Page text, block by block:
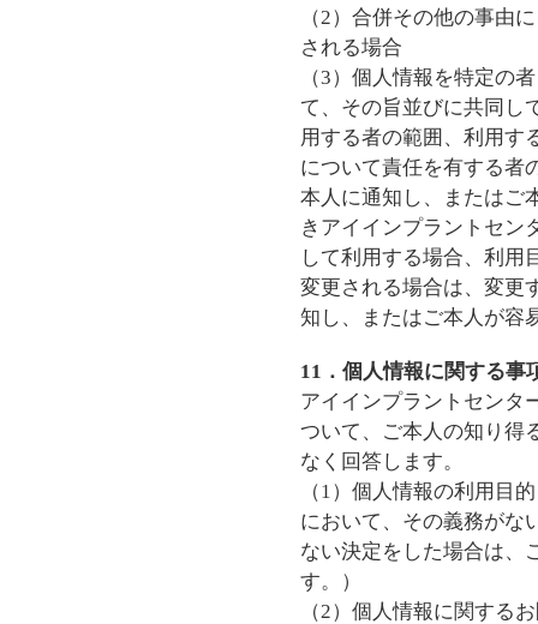
（2）合併その他の事由
される場合
（3）個人情報を特定の
て、その旨並びに共同し
用する者の範囲、利用す
について責任を有する者
本人に通知し、またはご
きアイインプラントセン
して利用する場合、利用
変更される場合は、変更
知し、またはご本人が容
11．個人情報に関する事
アイインプラントセンタ
ついて、ご本人の知り得
なく回答します。
（1）個人情報の利用目
において、その義務がな
ない決定をした場合は、
す。）
（2）個人情報に関する